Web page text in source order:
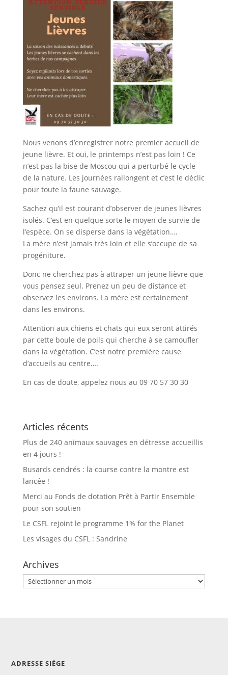
Nous venons d’enregistrer notre premier accueil de
jeune lièvre. Et oui, le printemps n’est pas loin ! Ce
n’est pas la bise de Moscou qui a perturbé le cycle
de la nature. Les journées rallongent et c’est le déclic
pour toute la faune sauvage.
Sachez qu’il est courant d’observer de jeunes lièvres
isolés. C’est en quelque sorte le moyen de survie de
l’espèce. On se disperse dans la végétation….
La mère n’est jamais très loin et elle s’occupe de sa
progéniture.
Donc ne cherchez pas à attraper un jeune lièvre que
vous pensez seul. Prenez un peu de distance et
observez les environs. La mère est certainement
dans les environs.
Attention aux chiens et chats qui eux seront attirés
par cette boule de poils qui cherche à se camoufler
dans la végétation. C’est notre première cause
d’accueils au centre….
En cas de doute, appelez nous au 09 70 57 30 30
Articles récents
Plus de 240 animaux sauvages en détresse accueillis
en 4 jours !
Busards cendrés : la course contre la montre est
lancée !
Merci au Fonds de dotation Prêt à Partir Ensemble
pour son soutien
Le CSFL rejoint le programme 1% for the Planet
Les visages du CSFL : Sandrine
Archives
Archives
ADRESSE SIÈGE